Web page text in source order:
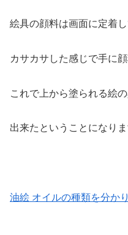
絵具の顔料は画面に定着し
カサカサした感じで手に
これで上から塗られる絵
出来たということになりま
油絵 オイルの種類を分か